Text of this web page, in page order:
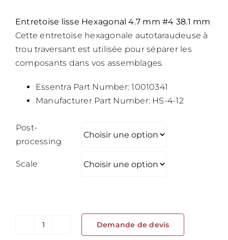
Entretoise lisse Hexagonal 4.7 mm #4 38.1 mm
Cette entretoise hexagonale autotaraudeuse à
trou traversant est utilisée pour séparer les
composants dans vos assemblages.
Essentra Part Number: 10010341
Manufacturer Part Number: HS-4-12
Post-
processing
Scale
Demande de devis